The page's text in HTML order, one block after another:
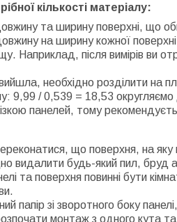
кількості матеріалу:
та ширину поверхні, що
на ширину кожної
Наприклад, після вимірів ви
необхідно розділити на
9,99 / 0,539 = 18,53
панелей, тому
що поверхня, на
видалити будь-який пил, бруд
та поверхня повинні бути
папір зі зворотного боку
монтаж з одного кута